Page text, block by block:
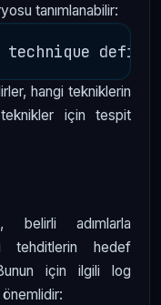
tanımlanabilir:
hangi tekniklerin
için tespit
adımlarla
tehditlerin hedef
için ilgili log